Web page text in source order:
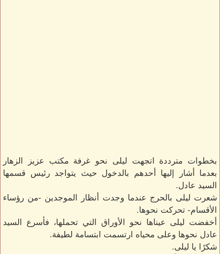
بخطوات مترددة اتجهت ليلى نحو غرفة مكتب عزيز الزهار
بعدما أشار إليها أحدهم بالدخول حيث يتواجد رئيس قسمها
السيد عادل.
شعرت ليلى بالحرج عندما وجدت أنظار الموجدين -من رؤساء
الأقسام- تحركت نحوها.
أخفضت ليلى عيناها نحو الأوراق التي تحملها، فأسرع السيد
عادل نحوها وعلى محياه ارتسمت ابتسامة لطيفة.
شكرًا يا ليلى.